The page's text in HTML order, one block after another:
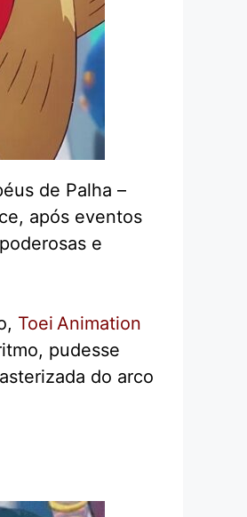
de Palha –
após eventos
e
Toei Animation
pudesse
do arco